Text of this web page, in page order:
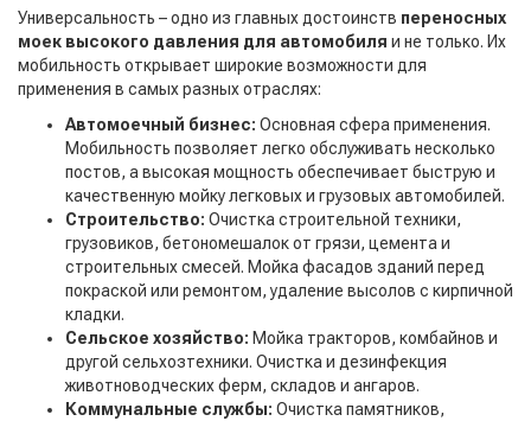
Универсальность – одно из главных достоинств переносных
моек высокого давления для автомобиля и не только. Их
мобильность открывает широкие возможности для
применения в самых разных отраслях:
Автомоечный бизнес: Основная сфера применения.
Мобильность позволяет легко обслуживать несколько
постов, а высокая мощность обеспечивает быструю и
качественную мойку легковых и грузовых автомобилей.
Строительство: Очистка строительной техники,
грузовиков, бетономешалок от грязи, цемента и
строительных смесей. Мойка фасадов зданий перед
покраской или ремонтом, удаление высолов с кирпичной
кладки.
Сельское хозяйство: Мойка тракторов, комбайнов и
другой сельхозтехники. Очистка и дезинфекция
животноводческих ферм, складов и ангаров.
Коммунальные службы: Очистка памятников,